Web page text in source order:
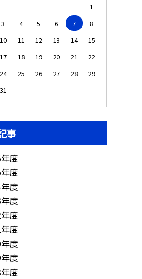
1
3 4 5 6 7
8
10 11 12 13 14
15
17 18 19 20 21
22
24 25 26 27 28
29
31
事
度
度
度
度
度
度
度
度
度